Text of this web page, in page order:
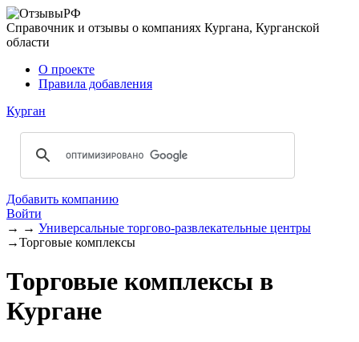
Справочник и отзывы о компаниях Кургана, Курганской
области
О проекте
Правила добавления
Курган
Добавить компанию
Войти
→ → Универсальные торгово-развлекательные центры
→Торговые комплексы
Торговые комплексы в
Кургане